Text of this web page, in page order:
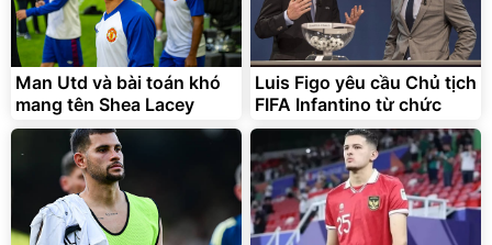
Man Utd và bài toán khó
mang tên Shea Lacey
Luis Figo yêu cầu Chủ tịch
FIFA Infantino từ chức